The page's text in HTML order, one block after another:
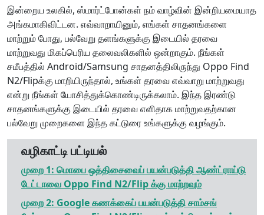
இன்றைய உலகில், ஸ்மார்ட்போன்கள் நம் வாழ்வின் இன்றியமையாத
அங்கமாகிவிட்டன. எவ்வாறாயினும், எங்கள் சாதனங்களை
மாற்றும் போது, ​​பல்வேறு தளங்களுக்கு இடையில் தரவை
மாற்றுவது மிகப்பெரிய தலைவலிகளில் ஒன்றாகும். நீங்கள்
சமீபத்தில் Android/Samsung சாதனத்திலிருந்து Oppo Find
N2/Flipக்கு மாறியிருந்தால், உங்கள் தரவை எவ்வாறு மாற்றுவது
என்று நீங்கள் யோசித்துக்கொண்டிருக்கலாம். இந்த இரண்டு
சாதனங்களுக்கு இடையில் தரவை எளிதாக மாற்றுவதற்கான
பல்வேறு முறைகளை இந்த கட்டுரை உங்களுக்கு வழங்கும்.
வழிகாட்டி பட்டியல்
முறை 1: மொபை ஒத்திசைவைப் பயன்படுத்தி ஆண்ட்ராய்டு
டேட்டாவை Oppo Find N2/Flip க்கு மாற்றவும்
முறை 2: Google கணக்கைப் பயன்படுத்தி சாம்சங்